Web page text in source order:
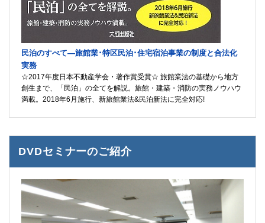
民泊のすべて―旅館業･特区民泊･住宅宿泊事業の制度と合法化
実務
☆2017年度日本不動産学会・著作賞受賞☆ 旅館業法の基礎から地方
創生まで、「民泊」の全てを解説。旅館・建築・消防の実務ノウハウ
満載。2018年6月施行、新旅館業法&民泊新法に完全対応!
DVDセミナーのご紹介